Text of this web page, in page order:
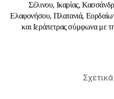
Σέλινου, Ικαρίας,
Ελαφονήσου, Πλατανιά,
και Ιεράπετρας σύμφωνα